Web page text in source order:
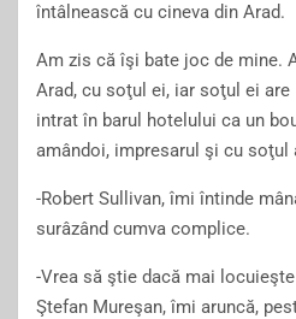
întâlnească cu cineva din Arad.
Am zis că îşi bate joc de mine.
Arad, cu soţul ei, iar soţul ei
intrat în barul hotelului ca un
amândoi, impresarul şi cu soţul
-Robert Sullivan, îmi întinde
surâzând cumva complice.
-Vrea să ştie dacă mai
Ştefan Mureşan, îmi aruncă,